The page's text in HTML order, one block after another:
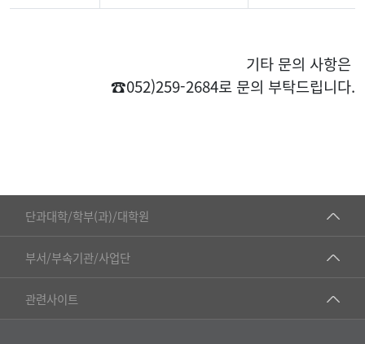
기타 문의 사항은
☎052)259-2684로 문의 부탁드립니다.
단과대학/학부(과)/대학원
■인문대학
▷국어국문학부
▷일본어·일본학과
부서/부속기관/사업단
공동기기센터
공학교육혁신센터
관련사이트
건강가정지원센터
교수협의회